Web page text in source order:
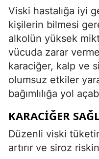
Viski hastalığa iyi
kişilerin bilmesi
alkolün yüksek
vücuda zarar
karaciğer, kalp ve
olumsuz etkiler
bağımlılığa yol
KARACIĞER
Düzenli viski
artırır ve siroz